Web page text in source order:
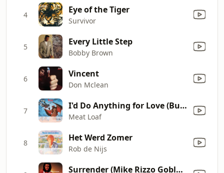
4 Eye of the Tiger
Survivor
5 Every Little Step
Bobby Brown
6 Vincent
Don Mclean
7 I'd Do Anything for Love (But I Won't Do That) [Single Edit]
Meat Loaf
8 Het Werd Zomer
Rob de Nijs
Surrender (Mike Rizzo Goblal Dub)